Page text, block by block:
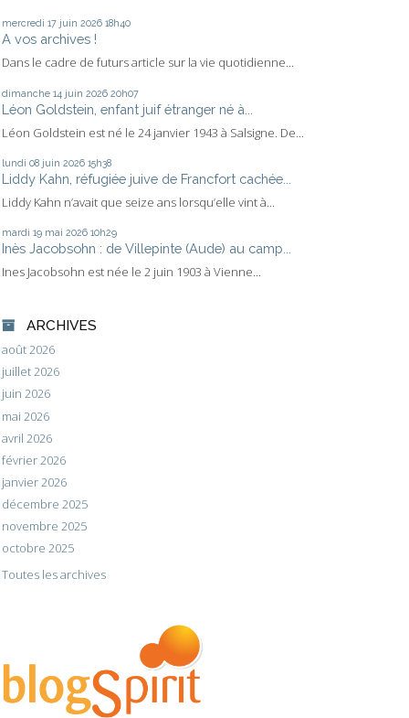
mercredi 17 juin 2026 18h40
A vos archives !
Dans le cadre de futurs article sur la vie quotidienne...
dimanche 14 juin 2026 20h07
Léon Goldstein, enfant juif étranger né à...
Léon Goldstein est né le 24 janvier 1943 à Salsigne. De...
lundi 08 juin 2026 15h38
Liddy Kahn, réfugiée juive de Francfort cachée...
Liddy Kahn n’avait que seize ans lorsqu’elle vint à...
mardi 19 mai 2026 10h29
Inès Jacobsohn : de Villepinte (Aude) au camp...
Ines Jacobsohn est née le 2 juin 1903 à Vienne...
ARCHIVES
août 2026
juillet 2026
juin 2026
mai 2026
avril 2026
février 2026
janvier 2026
décembre 2025
novembre 2025
octobre 2025
Toutes les archives